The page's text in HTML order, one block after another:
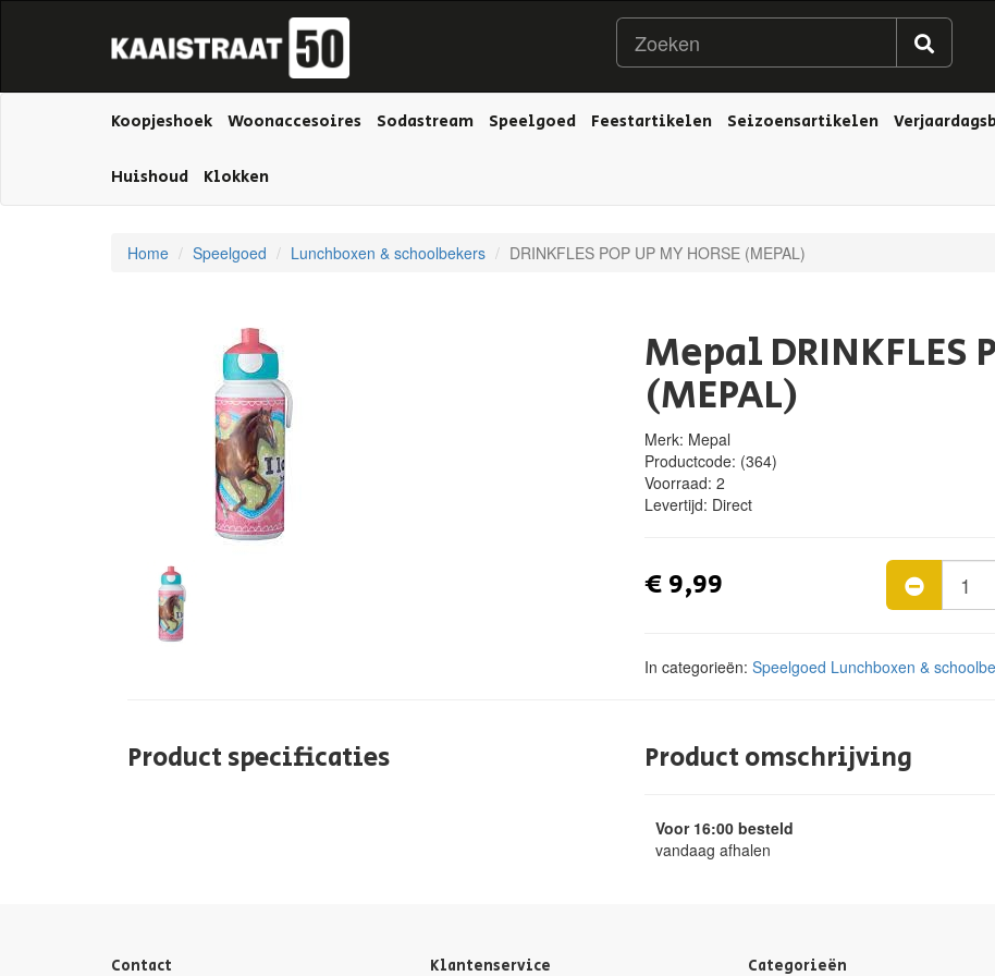
Koopjeshoek Woonaccesoires Sodastream Speelgoed Feestartikelen Seizoensartikelen
Huishoud Klokken
Home Speelgoed Lunchboxen & schoolbekers DRINKFLES POP UP MY HORSE (MEPAL)
Mepal DRINKFLES
(MEPAL)
Merk: Mepal
Productcode: (364)
Voorraad: 2
Levertijd: Direct
€ 9,99
In categorieën: Speelgoed Lunchboxen &
Product specificaties Product omschrijving
Voor 16:00 besteld
vandaag afhalen
Contact Klantenservice Categorieën